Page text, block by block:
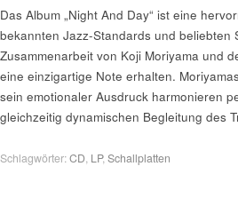
Das Album „Night And Day“ ist eine
bekannten Jazz-Standards und beliebten
Zusammenarbeit von Koji Moriyama und
eine einzigartige Note erhalten.
sein emotionaler Ausdruck harmonieren
gleichzeitig dynamischen Begleitung des
Schlagwörter:CD, LP,Schallplatten